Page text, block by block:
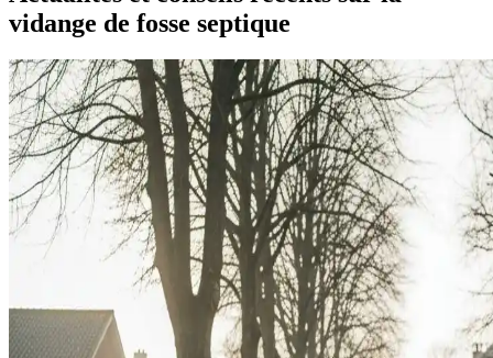
vidange de fosse septique